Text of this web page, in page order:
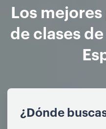
Los
de clases
¿Dónde